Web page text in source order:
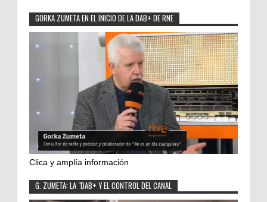
GORKA ZUMETA EN EL INICIO DE LA DAB+ DE RNE
Clica y amplía información
G. ZUMETA: LA "DAB+ Y EL CONTROL DEL CANAL